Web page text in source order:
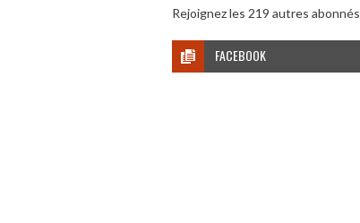
Rejoignez les 219 autres abonnés
FACEBOOK